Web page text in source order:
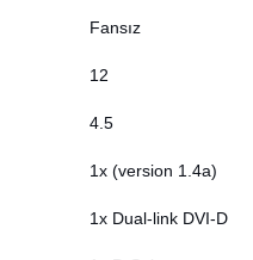
Fansız
12
4.5
1x (version 1.4a)
1x Dual-link DVI-D